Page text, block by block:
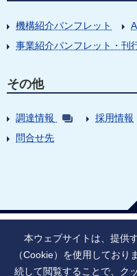
機構紹介パンフレット
事業紹介パンフレット・刊
その他
調達情報 採用情報
問合せ先
法人番号：9010005023796
本ウェブサイトは、提供
（Cookie）を使用してお
続して閲覧することで、ク